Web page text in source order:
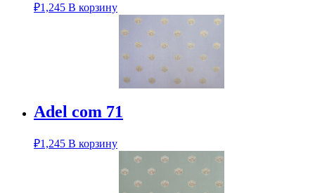
₽1,245 В корзину
Adel com 71
₽1,245 В корзину